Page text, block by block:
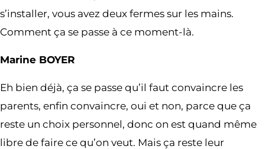
s’installer, vous avez deux fermes sur les mains.
Comment ça se passe à ce moment-là.
Marine BOYER
Eh bien déjà, ça se passe qu’il faut convaincre les
parents, enfin convaincre, oui et non, parce que ça
reste un choix personnel, donc on est quand même
libre de faire ce qu’on veut. Mais ça reste leur